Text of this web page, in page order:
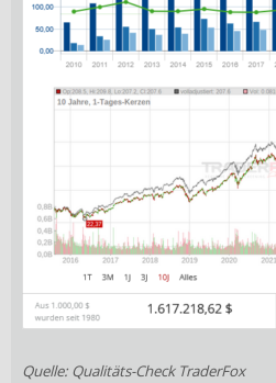
Quelle: Qualitäts-Check TraderFox